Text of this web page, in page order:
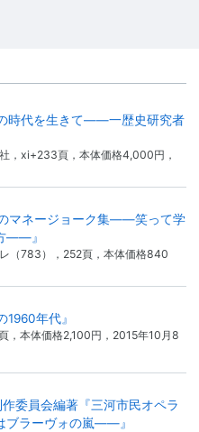
時代を生きて——一歴史研究者
，xi+233頁，本体価格4,000円，
マネージョーク集——笑って学
——』
（783），252頁，本体価格840
1960年代』
，本体価格2,100円，2015年10月8
委員会編著『三河市民オペラ
ラーヴォの嵐――』